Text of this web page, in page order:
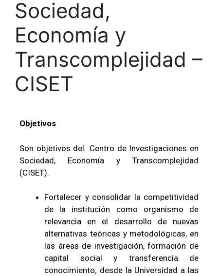
Sociedad,
Economía y
Transcomplejidad –
CISET
Objetivos
Son objetivos del Centro de Investigaciones en
Sociedad, Economía y Transcomplejidad
(CISET).
Fortalecer y consolidar la competitividad
de la institución como organismo de
relevancia en el desarrollo de nuevas
alternativas teóricas y metodológicas, en
las áreas de investigación, formación de
capital social y transferencia de
conocimiento; desde la Universidad a las